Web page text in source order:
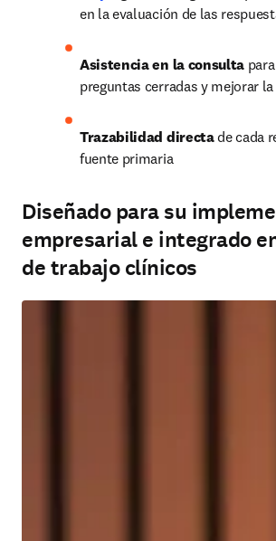
en la evaluación de las
Asistencia en la consulta
preguntas cerradas y mejorar
Trazabilidad directa de cada
fuente primaria
Diseñado para su
empresarial e integrado
de trabajo clínicos